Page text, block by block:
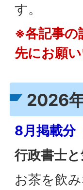
す。
※各記事の
先にお願い
2026
8月掲載分
行政書士
お茶を飲